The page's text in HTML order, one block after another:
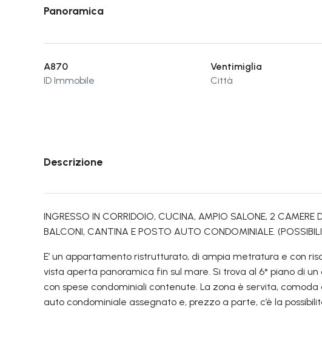
Panoramica
A870
ID Immobile
Ventimiglia
Città
Descrizione
INGRESSO IN CORRIDOIO, CUCINA, AMPIO SALONE, 2 CAMERE
BALCONI, CANTINA E POSTO AUTO CONDOMINIALE.
E’ un appartamento ristrutturato, di ampia metratura e con
vista aperta panoramica fin sul mare. Si trova al 6° piano di
con spese condominiali contenute. La zona è servita,
auto condominiale assegnato e, prezzo a parte, c’è la